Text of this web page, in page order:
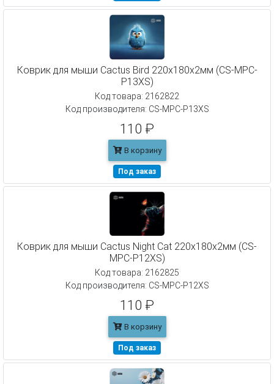
Коврик для мыши Cactus Bird 220x180x2мм (CS-MPC-
P13XS)
Код товара: 2162822
Код производителя: CS-MPC-P13XS
110 ₽
В корзину
Под заказ
Коврик для мыши Cactus Night Cat 220x180x2мм (CS-
MPC-P12XS)
Код товара: 2162825
Код производителя: CS-MPC-P12XS
110 ₽
В корзину
Под заказ